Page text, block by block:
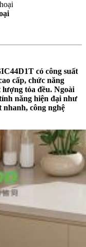
có công suất
cấp, chức năng
tỏa đều. Ngoài
năng hiện đại như
công nghệ